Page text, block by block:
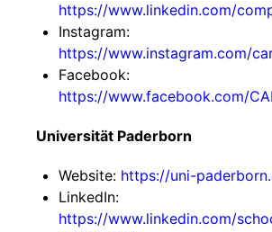
https://www.linkedin.com/
Instagram:
https://www.instagram.com/
Facebook:
https://www.facebook.com/
Universität Paderborn
Website: https://uni-
LinkedIn:
https://www.linkedin.com/